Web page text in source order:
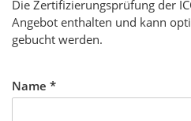
Die Zertifizierungsprüfung der
Angebot enthalten und kann
gebucht werden.
Name *